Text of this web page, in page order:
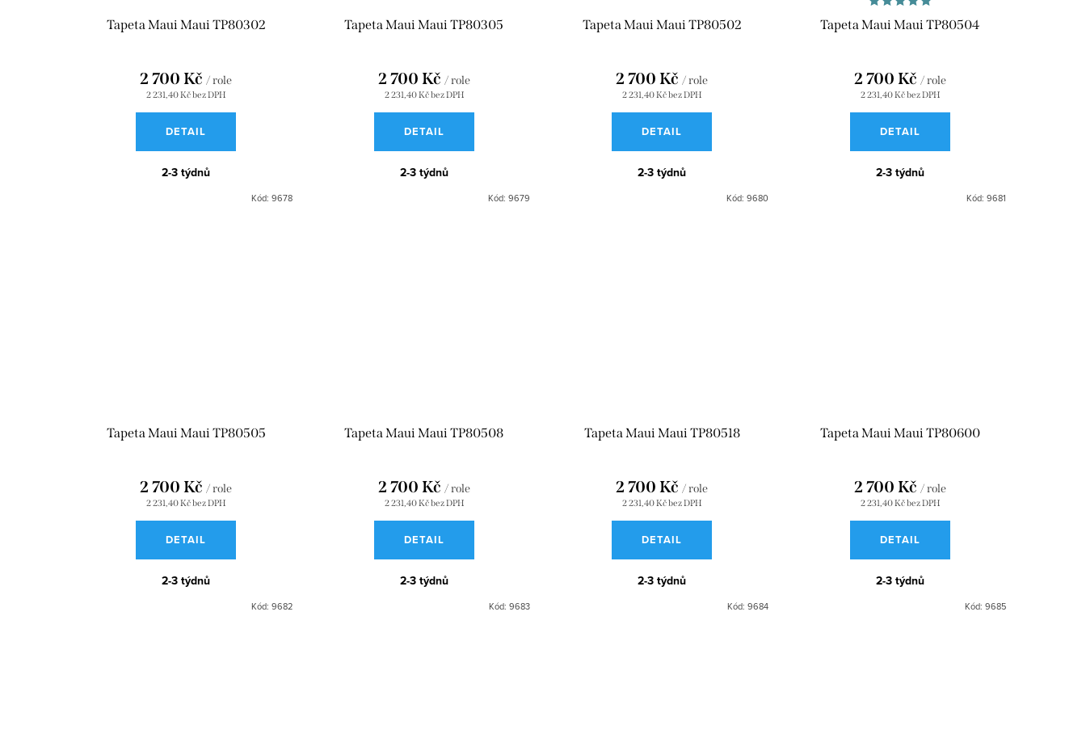
Tapeta Maui Maui TP80302
2 231,40 Kč bez DPH
2 700 Kč / role
DETAIL
2-3 týdnů
Kód: 9678
Tapeta Maui Maui TP80305
2 231,40 Kč bez DPH
2 700 Kč / role
DETAIL
2-3 týdnů
Kód: 9679
Tapeta Maui Maui TP80502
2 231,40 Kč bez DPH
2 700 Kč / role
DETAIL
2-3 týdnů
Kód: 9680
Tapeta Maui Maui TP80504
2 231,40 Kč bez DPH
2 700 Kč / role
DETAIL
2-3 týdnů
Kód: 9681
Tapeta Maui Maui TP80505
2 231,40 Kč bez DPH
2 700 Kč/ role
DETAIL
2-3 týdnů
Kód: 9682
Tapeta Maui Maui TP80508
2 231,40 Kč bez DPH
2 700 Kč / role
DETAIL
2-3 týdnů
Kód: 9683
Tapeta Maui Maui TP80518
2 231,40 Kč bez DPH
2 700 Kč/ role
DETAIL
2-3 týdnů
Kód: 9684
Tapeta Maui Maui TP80600
2 231,40 Kč bez DPH
2 700 Kč / role
DETAIL
2-3 týdnů
Kód: 9685